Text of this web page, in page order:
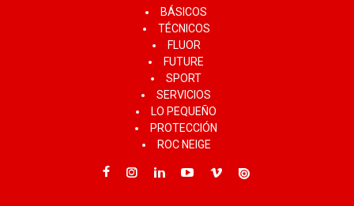
BÁSICOS
TÉCNICOS
FLUOR
FUTURE
SPORT
SERVICIOS
LO PEQUEÑO
PROTECCIÓN
ROC NEIGE